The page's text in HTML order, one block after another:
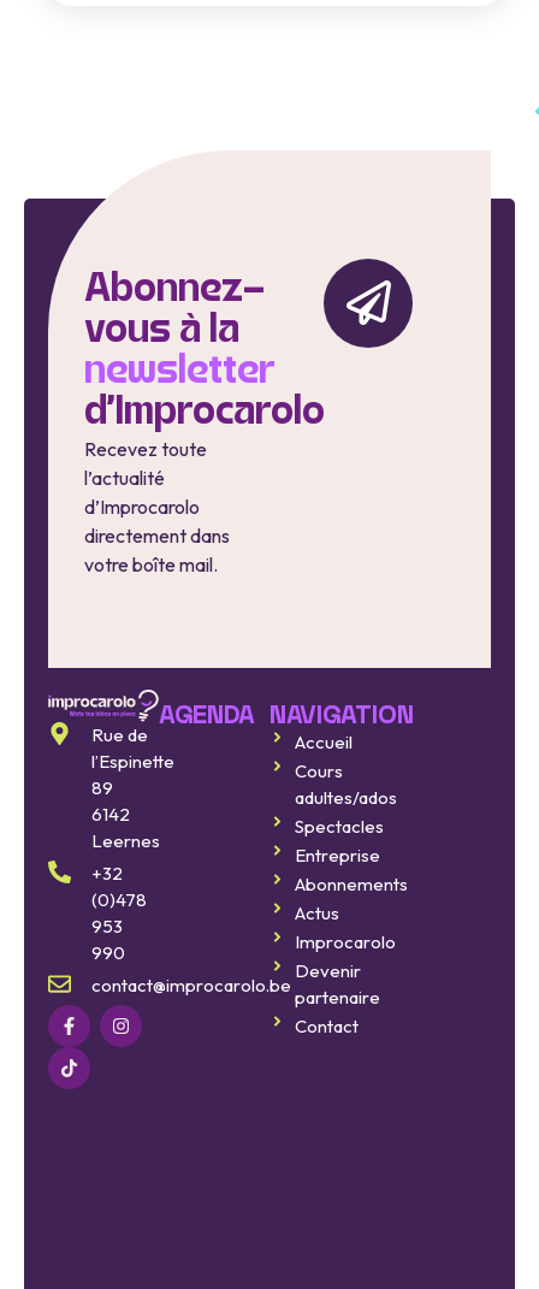
Abonnez-
vous à la
newsletter
d'Improcarolo
Recevez toute
l’actualité
d’Improcarolo
directement dans
votre boîte mail.
Rue de
l’Espinette
89
6142
Leernes
+32
(0)478
953
990
contact@improcarolo.be
AGENDA
Improcarolo
cinéma
Improcarolo
NAVIGATION
Accueil
Cours
adultes/ados
Spectacles
Entreprise
Abonnements
Actus
Improcarolo
Devenir
partenaire
Contact